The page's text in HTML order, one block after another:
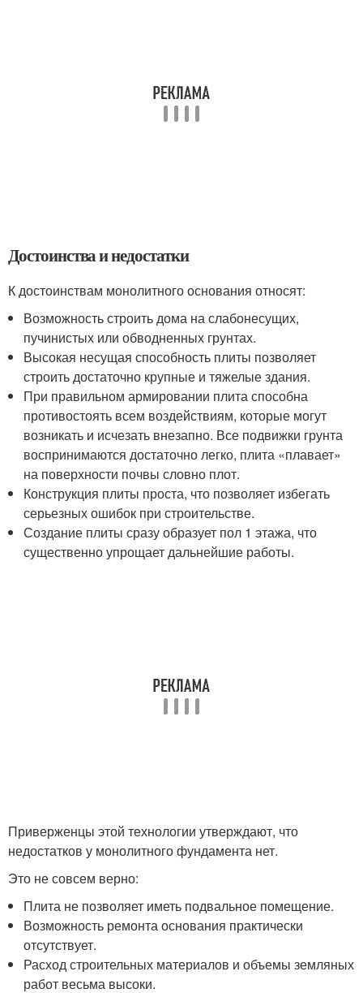
Достоинства и недостатки
К достоинствам монолитного основания относят:
Возможность строить дома на слабонесущих,
пучинистых или обводненных грунтах.
Высокая несущая способность плиты позволяет
строить достаточно крупные и тяжелые здания.
При правильном армировании плита способна
противостоять всем воздействиям, которые могут
возникать и исчезать внезапно. Все подвижки грунта
воспринимаются достаточно легко, плита «плавает»
на поверхности почвы словно плот.
Конструкция плиты проста, что позволяет избегать
серьезных ошибок при строительстве.
Создание плиты сразу образует пол 1 этажа, что
существенно упрощает дальнейшие работы.
Приверженцы этой технологии утверждают, что
недостатков у монолитного фундамента нет.
Это не совсем верно:
Плита не позволяет иметь подвальное помещение.
Возможность ремонта основания практически
отсутствует.
Расход строительных материалов и объемы земляных
работ весьма высоки.